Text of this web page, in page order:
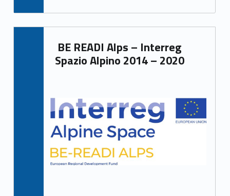
BE READI Alps – Interreg
Spazio Alpino 2014 – 2020